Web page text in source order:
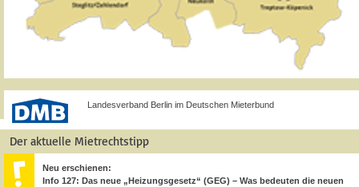
Landesverband Berlin im Deutschen Mieterbund
Der aktuelle Mietrechtstipp
Neu erschienen:
Info 127: Das neue „Heizungsgesetz“ (GEG) – Was bedeuten die neuen